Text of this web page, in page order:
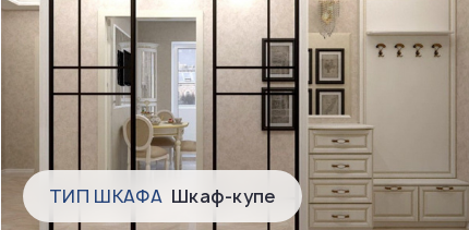
ТИП ШКАФА Шкаф-купе